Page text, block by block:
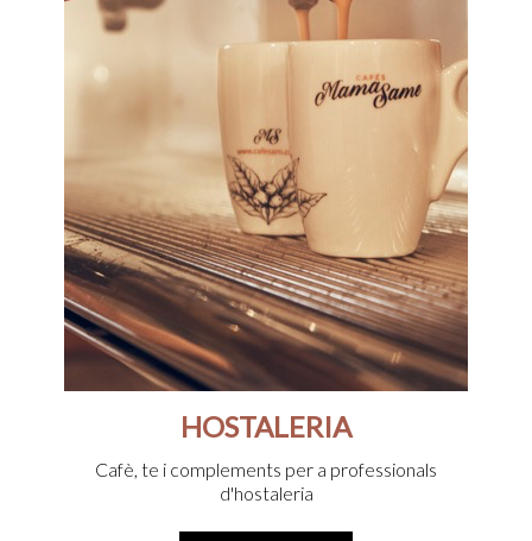
HOSTALERIA
Cafè, te i complements per a professionals
d'hostaleria